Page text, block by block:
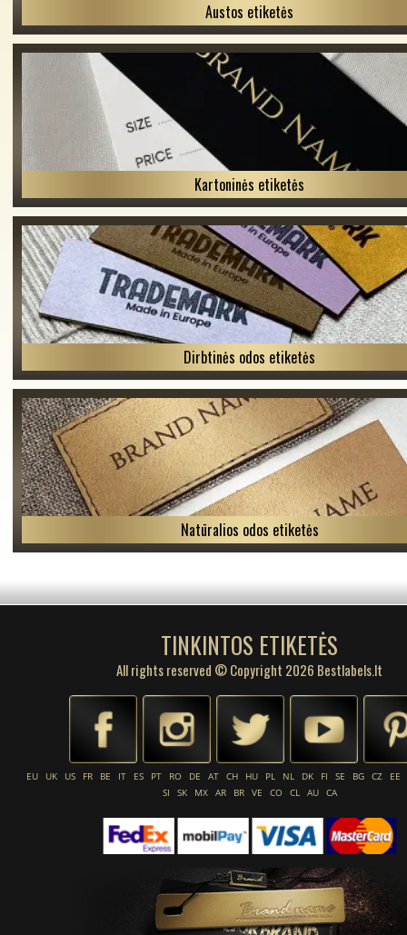
Austos etiketės
Kartoninės etiketės
Dirbtinės odos etiketės
Natūralios odos etiketės
TINKINTOS ETIKETĖS
All rights reserved © Copyright 2026 Bestlabels.lt
EU UK US FR BE IT ES PT RO DE AT CH HU PL NL DK FI SE BG CZ
EE
SI
SK MX AR BR VE CO CL AU CA